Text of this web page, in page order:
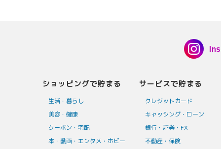
ショッピングで貯まる
生活・暮らし
美容・健康
クーポン・宅配
本・動画・エンタメ・ホビー
サービスで貯まる
クレジットカード
キャッシング・ローン
銀行・証券・FX
不動産・保険